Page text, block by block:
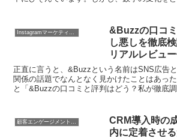
&Buzzの口コ
し悪しを徹底
リアルレビュ
正直に言うと、&Buzzという名前はSNS広告
関係の話題でなんとなく見かけたことはあっ
と「&Buzzの口コミと評判はどう？私が徹底
CRM導入時の
内に定着させ